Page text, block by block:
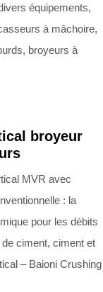
équipements,
à mâchoire,
broyeurs à
broyeur
MVR avec
: la
pour les débits
ciment, ciment et
– Baioni Crushing